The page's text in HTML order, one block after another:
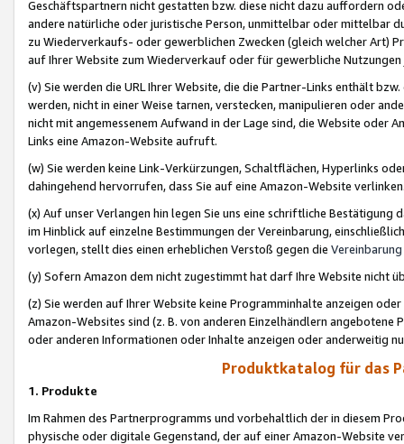
Geschäftspartnern nicht gestatten bzw. diese nicht dazu auffordern
andere natürliche oder juristische Person, unmittelbar oder mittelbar
zu Wiederverkaufs- oder gewerblichen Zwecken (gleich welcher Art)
auf Ihrer Website zum Wiederverkauf oder für gewerbliche
(v) Sie werden die URL Ihrer Website, die die Partner-Links enthält
werden, nicht in einer Weise tarnen, verstecken, manipulieren oder
nicht mit angemessenem Aufwand in der Lage sind, die Website oder
Links eine Amazon-Website aufruft.
(w) Sie werden keine Link-Verkürzungen, Schaltflächen, Hyperlinks
dahingehend hervorrufen, dass Sie auf eine Amazon-Website
(x) Auf unser Verlangen hin legen Sie uns eine schriftliche
im Hinblick auf einzelne Bestimmungen der Vereinbarung,
vorlegen, stellt dies einen erheblichen Verstoß gegen die Vereinbarung
(y) Sofern Amazon dem nicht zugestimmt hat darf Ihre Website nicht
(z) Sie werden auf Ihrer Website keine Programminhalte anzeigen
Amazon-Websites sind (z. B. von anderen Einzelhändlern
oder anderen Informationen oder Inhalte anzeigen oder anderweitig
Produktkatalog für das
1. Produkte
Im Rahmen des Partnerprogramms und vorbehaltlich der in diesem
physische oder digitale Gegenstand, der auf einer Amazon-Website